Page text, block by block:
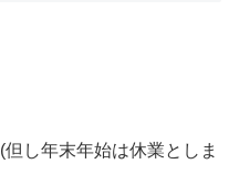
(但し年末年始は休業としま